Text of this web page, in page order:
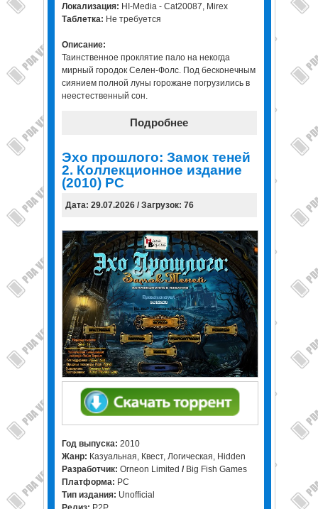
Локализация: HI-Media - Cat20087, Mirex
Таблетка: Не требуется
Описание:
Таинственное проклятие пало на некогда
мирный городок Селен-Фолс. Под бесконечным
сиянием полной луны горожане погрузились в
неестественный сон.
Подробнее
Эхо прошлого: Замок теней
2. Коллекционное издание
(2010) PC
Дата: 29.07.2026 / Загрузок: 76
Год выпуска: 2010
Жанр: Казуальная, Квест, Логическая, Hidden
Разработчик: Orneon Limited / Big Fish Games
Платформа: PC
Тип издания: Unofficial